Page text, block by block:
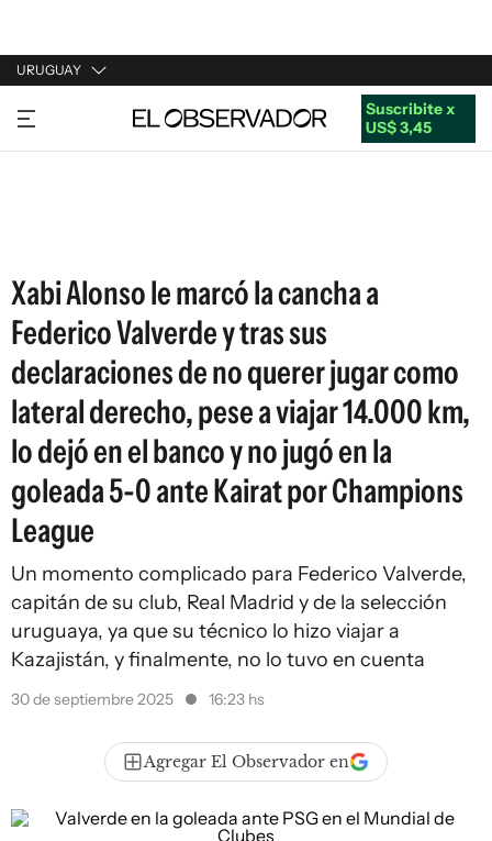
URUGUAY
URUGUAY
ARGENTINA
Suscribite x
US$ 3,45
Xabi Alonso le marcó la cancha a
Federico Valverde y tras sus
declaraciones de no querer jugar como
lateral derecho, pese a viajar 14.000 km,
lo dejó en el banco y no jugó en la
goleada 5-0 ante Kairat por Champions
League
Un momento complicado para Federico Valverde,
capitán de su club, Real Madrid y de la selección
uruguaya, ya que su técnico lo hizo viajar a
Kazajistán, y finalmente, no lo tuvo en cuenta
30 de septiembre 2025 16:23 hs
Agregar El Observador en